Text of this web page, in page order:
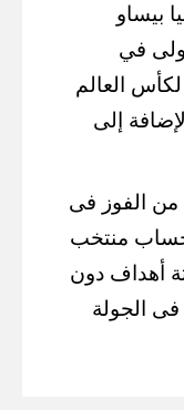
بيساو
في
العالم
إلى
الفوز فى
حساب منتخب
أهداف دون
الجولة